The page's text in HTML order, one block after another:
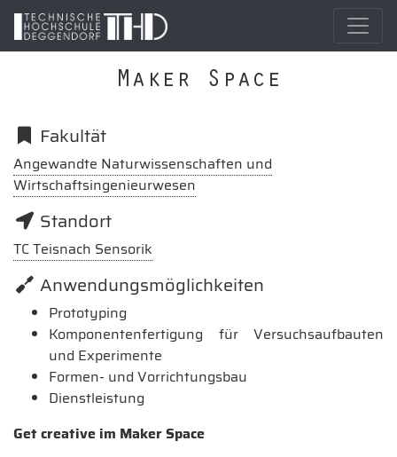
Maker Space
Fakultät
Angewandte Naturwissenschaften und
Wirtschaftsingenieurwesen
Standort
TC Teisnach Sensorik
Anwendungsmöglichkeiten
Prototyping
Komponentenfertigung für Versuchsaufbauten
und Experimente
Formen- und Vorrichtungsbau
Dienstleistung
Get creative im Maker Space